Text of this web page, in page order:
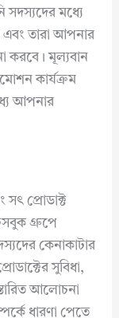
মধ্যে
এবং তারা আপনার
করবে। মূল্যবান
কার্যক্রম
আপনার
প্রোডাক্ট
গ্রুপে
কেনাকাটার
সুবিধা,
আলোচনা
ধারণা পেতে